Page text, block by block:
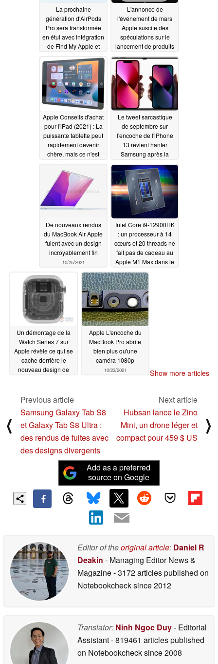
La prochaine
génération d'AirPods
Pro sera transformée
en étui avec intégration
de Find My Apple et
10/25/2021
L'annonce de
l'événement de mars
Apple suscite des
spéculations sur le
lancement de produits
tels que l'iPhone SE
2022, le Mac mini M1
Pro et les ordinateurs
iMac rafraîchis
10/25/2021
Apple Conseils d'achat
pour l'iPad (2021) : La
puissante tablette peut
rapidement devenir
chère, mais ce n'est
10/25/2021
Le tweet sarcastique
de septembre sur
l'encoche de l'iPhone
13 revient hanter
Samsung après la
récente fuite de la Tab
S8 Ultra Galaxy
10/25/2021
De nouveaux rendus
du MacBook Air Apple
fuient avec un design
incroyablement fin
10/25/2021
Intel Core i9-12900HK
: un processeur à 14
cœurs et 20 threads ne
fait pas de cadeau au
Apple M1 Max dans le
listing Geekbench qui
a fuité10/25/2021
Un démontage de la
Watch Series 7 sur
Apple révèle ce qui se
cache derrière le
nouveau design de
Apple L'encoche du
MacBook Pro abrite
bien plus qu'une
caméra 1080p
10/23/2021 Show more articles
⟨
Previous article
Samsung Galaxy Tab S8
et Galaxy Tab S8 Ultra :
des rendus de fuites avec
des designs divergents
Next article
Hubsan lance le Zino
Mini, un drone léger et
compact pour 459 $ US
⟩
Add as a preferred
source on Google
Editor of theoriginal article: Daniel R
Deakin - Managing Editor News &
Magazine- 3172 articles published on
Notebookchecksince 2012
Translator: Ninh Ngoc Duy- Editorial
Assistant- 819461 articles published
on Notebookchecksince 2008